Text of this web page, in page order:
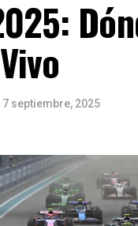
7 septiembre, 2025